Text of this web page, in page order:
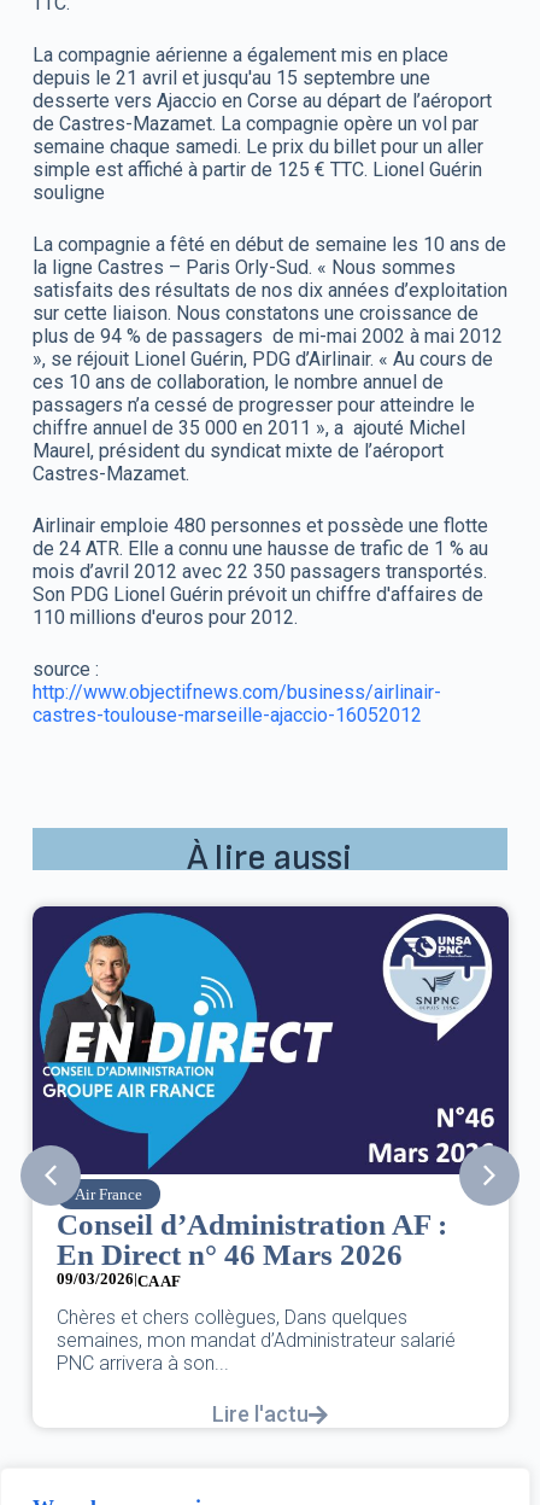
La compagnie aérienne a également mis en place
depuis le 21 avril et jusqu'au 15 septembre une
desserte vers Ajaccio en Corse au départ de l’aéroport
de Castres-Mazamet. La compagnie opère un vol par
semaine chaque samedi. Le prix du billet pour un aller
simple est affiché à partir de 125 € TTC. Lionel Guérin
souligne
La compagnie a fêté en début de semaine les 10 ans de
la ligne Castres – Paris Orly-Sud. « Nous sommes
satisfaits des résultats de nos dix années d’exploitation
sur cette liaison. Nous constatons une croissance de
plus de 94 % de passagers de mi-mai 2002 à mai 2012
», se réjouit Lionel Guérin, PDG d’Airlinair. « Au cours de
ces 10 ans de collaboration, le nombre annuel de
passagers n’a cessé de progresser pour atteindre le
chiffre annuel de 35 000 en 2011 », a ajouté Michel
Maurel, président du syndicat mixte de l’aéroport
Castres-Mazamet.
Airlinair emploie 480 personnes et possède une flotte
de 24 ATR. Elle a connu une hausse de trafic de 1 % au
mois d’avril 2012 avec 22 350 passagers transportés.
Son PDG Lionel Guérin prévoit un chiffre d'affaires de
110 millions d'euros pour 2012.
source :
http://www.objectifnews.com/business/airlinair-
castres-toulouse-marseille-ajaccio-16052012
À lire aussi
Air France
Conseil d’Administration AF :
En Direct n° 46 Mars 2026
09/03/2026|CA AF
Chères et chers collègues, Dans quelques
semaines, mon mandat d’Administrateur salarié
PNC arrivera à son...
Lire l'actu